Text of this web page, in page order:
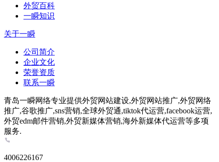
外贸百科
一瞬知识
关于一瞬
公司简介
企业文化
荣誉资质
联系一瞬
青岛一瞬网络专业提供外贸网站建设,外贸网站推广,外贸网络
推广,谷歌推广,sns营销,全球外贸通,tiktok代运营,facebook运营,
外贸edm邮件营销,外贸新媒体营销,海外新媒体代运营等多项
服务.
4006226167